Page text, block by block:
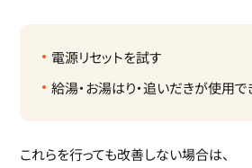
電源リセットを試す
給湯・お湯はり・追いだきが使用
これらを行っても改善しない場合は、